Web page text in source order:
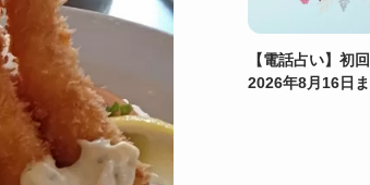
【電話占い】初
2026年8月16日